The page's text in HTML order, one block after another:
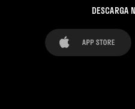
DESCARGA